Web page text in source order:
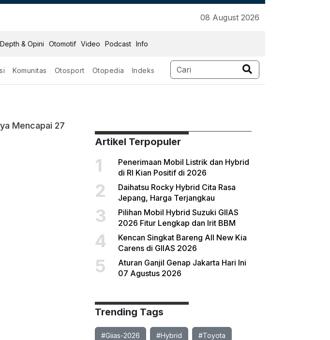
08 August 2026
& Opini Otomotif Video Podcast Info
Komunitas Otosport Otopedia Indeks
Mencapai 27
Artikel Terpopuler
1
Penerimaan Mobil Listrik dan Hybrid
di RI Kian Positif di 2026
2
Daihatsu Rocky Hybrid Cita Rasa
Jepang, Harga Terjangkau
3
Pilihan Mobil Hybrid Suzuki GIIAS
2026 Fitur Lengkap dan Irit BBM
4
Kencan Singkat Bareng All New Kia
Carens di GIIAS 2026
5
Aturan Ganjil Genap Jakarta Hari Ini
07 Agustus 2026
Trending Tags
#Giias-2026 #Hybrid #Toyota